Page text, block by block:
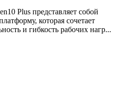
Plus представляет собой
которая сочетает
и гибкость рабочих нагр...